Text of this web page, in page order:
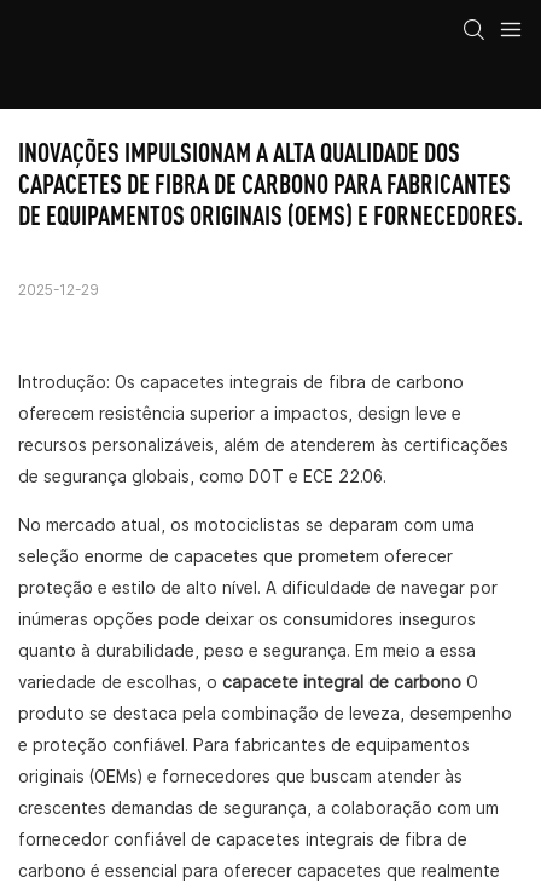
INOVAÇÕES IMPULSIONAM A ALTA QUALIDADE DOS
CAPACETES DE FIBRA DE CARBONO PARA FABRICANTES
DE EQUIPAMENTOS ORIGINAIS (OEMS) E FORNECEDORES.
2025-12-29
Introdução: Os capacetes integrais de fibra de carbono
oferecem resistência superior a impactos, design leve e
recursos personalizáveis, além de atenderem às certificações
de segurança globais, como DOT e ECE 22.06.
No mercado atual, os motociclistas se deparam com uma
seleção enorme de capacetes que prometem oferecer
proteção e estilo de alto nível. A dificuldade de navegar por
inúmeras opções pode deixar os consumidores inseguros
quanto à durabilidade, peso e segurança. Em meio a essa
variedade de escolhas, o capacete integral de carbono O
produto se destaca pela combinação de leveza, desempenho
e proteção confiável. Para fabricantes de equipamentos
originais (OEMs) e fornecedores que buscam atender às
crescentes demandas de segurança, a colaboração com um
fornecedor confiável de capacetes integrais de fibra de
carbono é essencial para oferecer capacetes que realmente